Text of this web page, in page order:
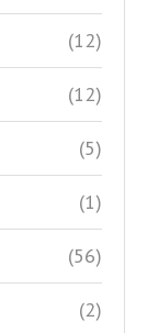
(12)
(12)
(5)
(1)
(56)
(2)